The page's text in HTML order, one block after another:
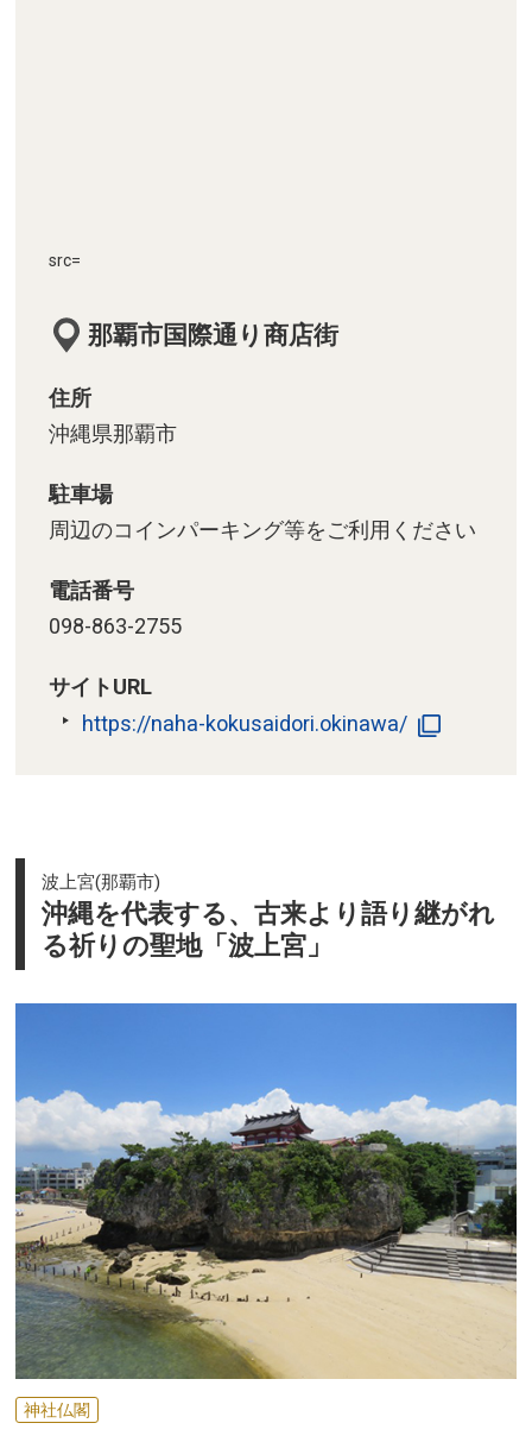
src=
那覇市国際通り商店街
住所
沖縄県那覇市
駐車場
周辺のコインパーキング等をご利用ください
電話番号
098-863-2755
サイトURL
https://naha-kokusaidori.okinawa/
波上宮(那覇市)
沖縄を代表する、古来より語り継がれ
る祈りの聖地「波上宮」
神社仏閣